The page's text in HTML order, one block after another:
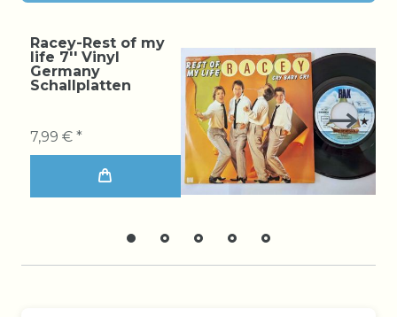
Racey-Rest of my
life 7'' Vinyl
Germany
Schallplatten
7,99 € *